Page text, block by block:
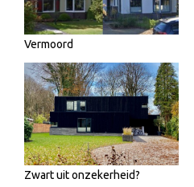
Vermoord
Zwart uit onzekerheid?